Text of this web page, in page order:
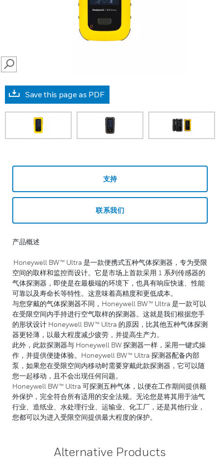
SEARCH
Save this page as PDF
支持
联系我们
产品概述
Honeywell BW™ Ultra 是一款便携式五种气体探测器，专为受限
空间的取样和监控而设计。它是市场上首款采用 1 系列传感器的
气体探测器，即使是在最极端的环境下，也具有响应快速、性能
可靠以及寿命长等特性。这意味着高精度和更低成本。
与您穿戴的气体探测器不同，Honeywell BW™ Ultra 是一款可以
在受限空间内手持进行空气取样的探测器。这就是我们根据您手
的形状设计 Honeywell BW™ Ultra 的原因，比其他五种气体探测
器更轻薄，以最大程度减少疲劳，并提高生产力。
此外，此款探测器与 Honeywell BW 探测器一样，采用一键式操
作，并提供便捷体验。Honeywell BW™ Ultra 探测器配备内部
泵，如果您在受限空间内移动时需要穿戴此款探测器，它可以随
您一起移动，且不会出现任何问题。
Honeywell BW™ Ultra 可探测五种气体，以便在工作期间提供额
外保护，完全符合所有适用的安全法规。无论您是将其用于油气
行业、造纸业、水处理行业、运输业、化工厂，还是其他行业，
您都可以为进入受限空间提供最大程度的保护。
Alternative Products